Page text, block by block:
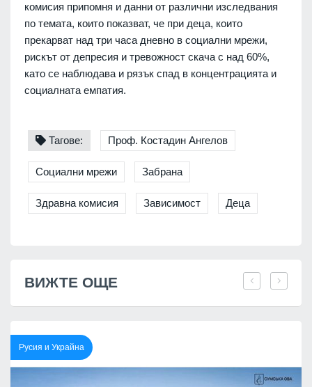
комисия припомня и данни от различни изследвания
по темата, които показват, че при деца, които
прекарват над три часа дневно в социални мрежи,
рискът от депресия и тревожност скача с над 60%,
като се наблюдава и рязък спад в концентрацията и
социалната емпатия.
Тагове: Проф. Костадин Ангелов
Социални мрежи Забрана
Здравна комисия Зависимост Деца
ВИЖТЕ ОЩЕ
Русия и Украйна